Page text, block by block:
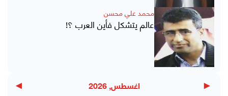
محمد علي محسن
عالم يتشكل فأين العرب ؟!
◀ اغسطس, 2026 ▶